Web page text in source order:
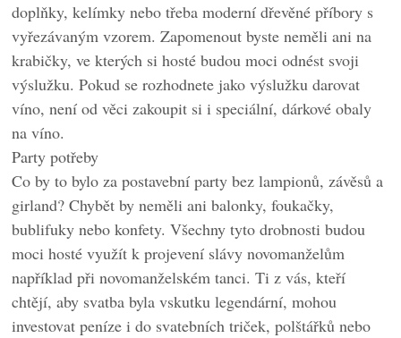
doplňky, kelímky nebo třeba moderní dřevěné příbory s
vyřezávaným vzorem. Zapomenout byste neměli ani na
krabičky, ve kterých si hosté budou moci odnést svoji
výslužku. Pokud se rozhodnete jako výslužku darovat
víno, není od věci zakoupit si i speciální, dárkové obaly
na víno.
Party potřeby
Co by to bylo za postavební party bez lampionů, závěsů a
girland? Chybět by neměli ani balonky, foukačky,
bublifuky nebo konfety. Všechny tyto drobnosti budou
moci hosté využít k projevení slávy novomanželům
například při novomanželském tanci. Ti z vás, kteří
chtějí, aby svatba byla vskutku legendární, mohou
investovat peníze i do svatebních triček, polštářků nebo